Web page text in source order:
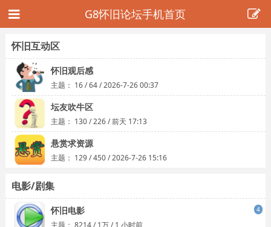
G8怀旧论坛手机首页
怀旧互动区
怀旧观后感
主题： 16/64/2026-7-26 00:37
坛友吹牛区
主题： 130/226/前天 17:13
悬赏求资源
主题： 129/450/2026-7-26 15:16
电影/剧集
4
怀旧电影
主题： 8214/1万/1 小时前